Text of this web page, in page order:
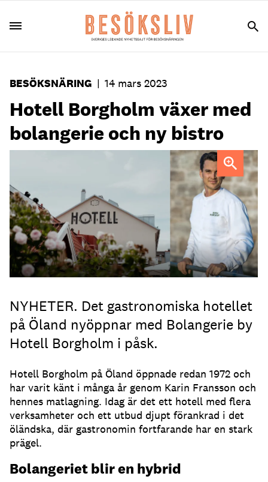
BESÖKSNÄRING | 14 mars 2023
Hotell Borgholm växer med
bolangerie och ny bistro
"Vi vill nyttja potentialen i hela verksamheten och nå nya
målgrupper", säger Christofer Johansson, vd och delägare
för Hotell Borgholm.
Foto: Louise Andersson
NYHETER. Det gastronomiska hotellet
på Öland nyöppnar med Bolangerie by
Hotell Borgholm i påsk.
Hotell Borgholm på Öland öppnade redan 1972 och
har varit känt i många år genom Karin Fransson och
hennes matlagning. Idag är det ett hotell med flera
verksamheter och ett utbud djupt förankrad i det
öländska, där gastronomin fortfarande har en stark
prägel.
Bolangeriet blir en hybrid